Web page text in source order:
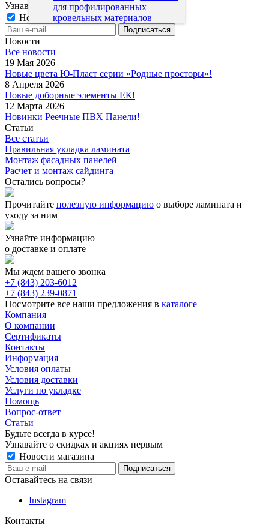
для профилированных
кровельных материалов
Узнавайте о скидках и акциях первым
Новости магазина
Новости
Все новости
19 Мая 2026
Новые цвета Ю-Пласт серии «Родные просторы»!
8 Апреля 2026
Новые доборные элементы ЕК!
12 Марта 2026
Новинки Реечные ПВХ Панели!
Статьи
Все статьи
Правильная укладка ламината
Монтаж фасадных панелей
Расчет и монтаж сайдинга
Остались вопросы?
Прочитайте полезную информацию о выборе ламината и
уходу за ним
Узнайте информацию
о доставке и оплате
Мы ждем вашего звонка
+7 (843) 203-6012
+7 (843) 239-0871
Посмотрите все наши предложения в каталоге
Компания
О компании
Сертификаты
Контакты
Информация
Условия оплаты
Условия доставки
Услуги по укладке
Помощь
Вопрос-ответ
Статьи
Будьте всегда в курсе!
Узнавайте о скидках и акциях первым
Новости магазина
Оставайтесь на связи
Instagram
Контакты